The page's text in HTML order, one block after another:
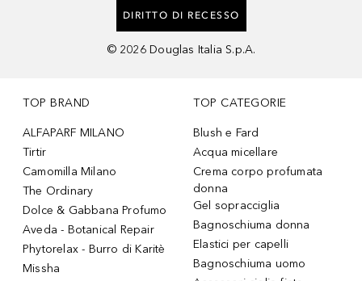
DIRITTO DI RECESSO
© 2026 Douglas Italia S.p.A.
TOP BRAND
ALFAPARF MILANO
Tirtir
Camomilla Milano
The Ordinary
Dolce & Gabbana Profumo
Aveda - Botanical Repair
Phytorelax - Burro di Karitè
Missha
TOP CATEGORIE
Blush e Fard
Acqua micellare
Crema corpo profumata
donna
Gel sopracciglia
Bagnoschiuma donna
Elastici per capelli
Bagnoschiuma uomo